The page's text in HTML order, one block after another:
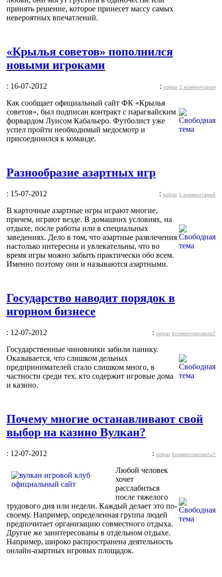
принять решение, которое принесет массу самых
невероятных впечатлений.
«Крылья советов» пополнился
новыми игроками
: 16-07-2012 : volgar 2 комментария
Как сообщает официальный сайт ФК «Крылья
советов», был подписан контракт с парагвайским
форвардом Луисом Кабальеро. Футболист уже
успел пройти необходимый медосмотр и
присоединился к команде.
Разнообразие азартных игр
: 15-07-2012 : volgar 1 комментарий
В карточные азартные игры играют многие,
причем, играют везде. В домашних условиях, на
отдыхе, после работы или в специальных
заведениях. Дело в том, что азартные развлечения
настолько интересны и увлекательны, что во
время игры можно забыть практически обо всем.
Именно поэтому они и называются азартными.
Государство наводит порядок в
игорном бизнесе
: 12-07-2012 : volgar Комментировать?
Государственные чиновники забили панику.
Оказывается, что слишком дельных
предпринимателей стало слишком много, в
частности среди тех, кто содержит игровые дома
и казино.
Почему многие останавливают свой
выбор на казино Вулкан?
: 12-07-2012 : volgar Комментировать?
Любой человек
хочет
расслабиться
после тяжелого
трудового дня или недели. Каждый делает это по-
своему. Например, определенная группа людей
предпочитает организацию совместного отдыха.
Другие же заинтересованы в отдельном отдыхе.
Например, широко распространена деятельность
онлайн-азартных игровых площадок.